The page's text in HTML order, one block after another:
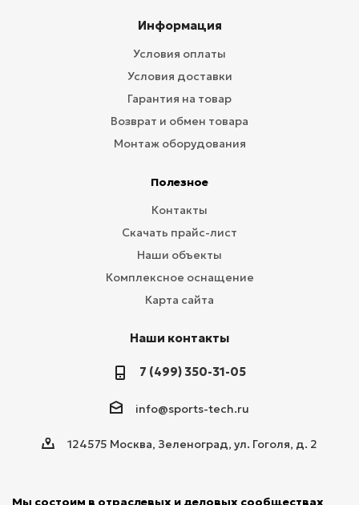
Информация
Условия оплаты
Условия доставки
Гарантия на товар
Возврат и обмен товара
Монтаж оборудования
Полезное
Контакты
Скачать прайс-лист
Наши объекты
Комплексное оснащение
Карта сайта
Наши контакты
7 (499) 350-31-05
info@sports-tech.ru
124575 Москва, Зеленоград, ул. Гоголя, д. 2
Мы состоим в отраслевых и деловых сообществах